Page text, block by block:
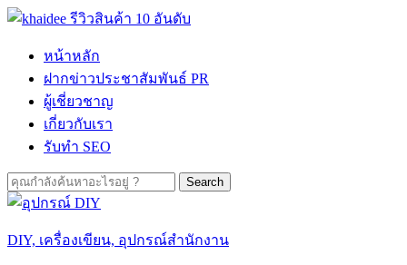
Skip
หน้าหลัก
ฝากข่าวประชาสัมพันธ์ PR
ผู้เชี่ยวชาญ
เกี่ยวกับเรา
รับทำ SEO
Search
for:
DIY, เครื่องเขียน, อุปกรณ์สำนักงาน